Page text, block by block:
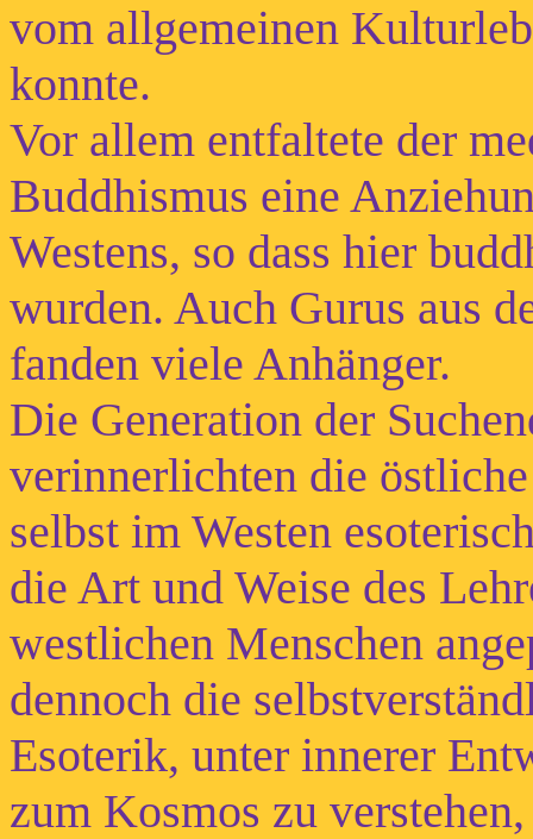
vom allgemeinen
konnte.
Vor allem entfaltete der
Buddhismus eine
Westens, so dass hier
wurden. Auch Gurus aus
fanden viele Anhänger.
Die Generation der
verinnerlichten die
selbst im Westen
die Art und Weise des
westlichen Menschen
dennoch die
Esoterik, unter innerer
zum Kosmos zu